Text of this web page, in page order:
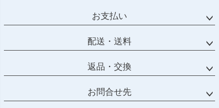
お支払い
配送・送料
返品・交換
お問合せ先